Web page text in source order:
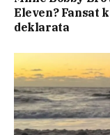
Eleven? Fansat
deklarata